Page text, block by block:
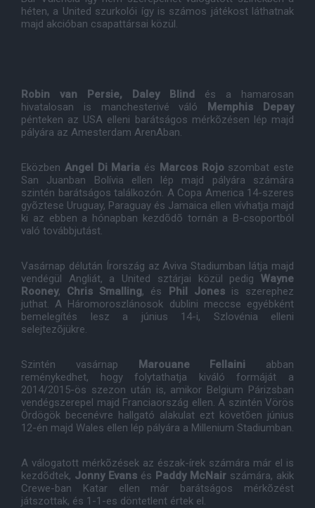
héten, a United szurkolói így is számos játékost láthatnak
majd akcióban csapattársai közül.
Robin van Persie, Daley Blind és a hamarosan
hivatalosan is manchesterivé váló
Memphis Depay
pénteken az USA elleni barátságos mérkõzésen lép majd
pályára az Amesterdam ArenAban.
Eközben Angel Di Maria és Marcos Rojo szombat este
San Juanban Bolívia ellen lép majd pályára számára
szintén barátságos találkozón. A Copa America 14-szeres
gyõztese Uruguay, Paraguay és Jamaica ellen vívhatja majd
ki az ebben a hónapban kezdõdõ tornán a B-csoportból
való továbbjutást.
Vasárnap délután Írország az Aviva Stadiumban látja majd
vendégül Angliát, a United sztárjai közül pedig Wayne
Rooney, Chris Smalling, és Phil Jones is szerephez
juthat. A Háromoroszlánosok dublini meccse egyébként
bemelegítés lesz a június 14-i, Szlovénia elleni
selejtezõjükre.
Szintén vasárnap Marouane Fellaini abban
reménykedhet, hogy folytathatja kiváló formáját a
2014/2015-ös szezon után is, amikor Belgium Párizsban
vendégszerepel majd Franciaország ellen. A szintén Vörös
Ördögök becenévre hallgató alakulat ezt követõen június
12-én majd Wales ellen lép pályára a Millenium Stadiumban.
A válogatott mérkõzések az észak-írek számára már el is
kezdõdtek, Jonny Evans és Paddy McNair számára, akik
Crewe-ban Katar ellen már barátságos mérkõzést
játszottak, és 1-1-es döntetlent értek el.